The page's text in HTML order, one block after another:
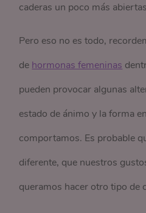
caderas un poco más
Pero eso no es todo,
de hormonas femeninas
pueden provocar algunas
estado de ánimo y la forma
comportamos. Es probable
diferente, que nuestros
queramos hacer otro tipo de